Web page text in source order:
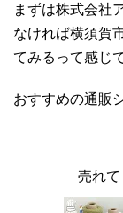
まずは株式会社
なければ横須賀
てみるって感じ
おすすめの通販
売れ